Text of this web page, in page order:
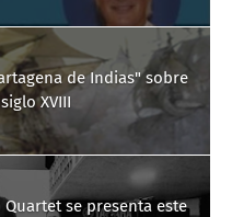
de Indias" sobre
XVIII
este